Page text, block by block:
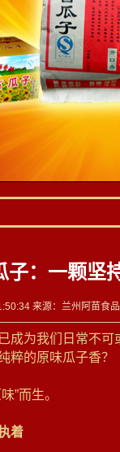
子：一颗坚
来源：兰州阿苗食
为我们日常不可
粹的原味瓜子香？
”而生。
着